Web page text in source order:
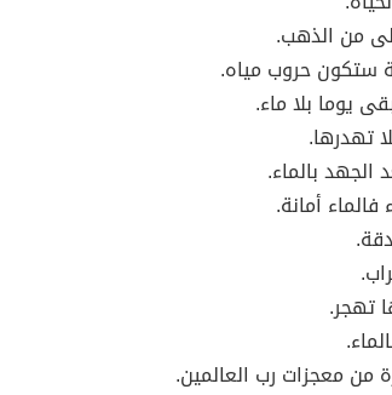
من الذهب.
ستكون حروب مياه.
يوما بلا ماء.
تهدرها.
الجهد بالماء.
أمانة.
تهجر.
من معجزات رب العالمين.